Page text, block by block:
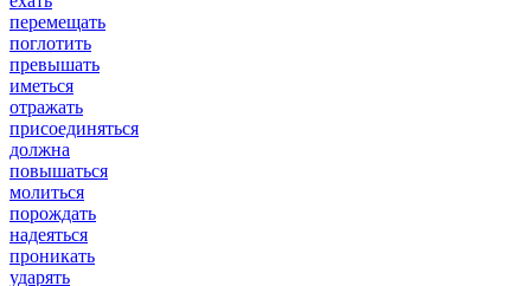
перемещать
поглотить
превышать
иметься
отражать
присоединяться
должна
повышаться
молиться
порождать
надеяться
проникать
ударять